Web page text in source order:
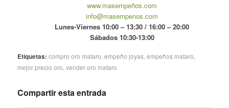
www.masempeños.com
info@masempenos.com
Lunes-Viernes 10:00 – 13:30 / 16:00 – 20:00
Sábados 10:30-13:00
Etiquetas: compro oro mataro,empeño joyas,empeños mataro,
mejor precio oro,vender oro mataro
Compartir esta entrada